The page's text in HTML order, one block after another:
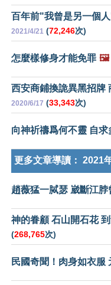
百年前"我曾是另一個
2021/4/21 (72,246次)
怎麼樣修身才能免罪 🖼️
西安商鋪換詭異黑招牌
2020/6/17 (33,343次)
向神祈禱爲何不靈 自求
更多文章導讀： 2021
趙薇猛一脦瑟 崴斷江脖
神的眷顧 石山開石花
(268,765次)
民國奇聞！肉身如衣服